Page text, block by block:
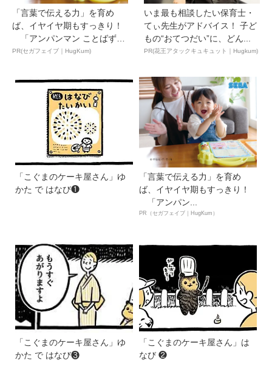
「言葉で伝える力」を育め
ば、イヤイヤ期もすっきり！
「アンパンマン ことばずか
ん...
PR(セガフェイブ｜HugKum)
いま最も相談したい保育士・
てぃ先生がアドバイス！ 子ど
もの“おてつだい”に、どん...
PR(花王アタックキュキュット｜Hugkum)
「こぐまのケーキ屋さん」ゆ
かた で はなび❶
「言葉で伝える力」を育め
ば、イヤイヤ期もすっきり！
「アンパン...
PR（セガフェイブ｜HugKum）
「こぐまのケーキ屋さん」ゆ
かた で はなび❸
「こぐまのケーキ屋さん」は
なび ❷